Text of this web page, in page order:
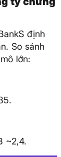
định
So sánh
lớn:
~2,4.